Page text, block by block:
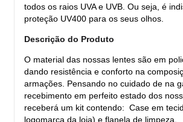
todos os raios UVA e UVB. Ou seja, é
proteção UV400 para os seus olhos.
Descrição do Produto
O material das nossas lentes são em
dando resistência e conforto na
armações. Pensando no cuidado de na
recebimento em perfeito estado dos
receberá um kit contendo: Case em
logomarca da loja) e flanela de limpeza.